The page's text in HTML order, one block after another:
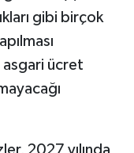
gibi birçok
asgari ücret
2027 yılında